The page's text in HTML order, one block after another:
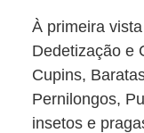
À primeira
Dedetização e
Cupins,
Pernilongos,
insetos e